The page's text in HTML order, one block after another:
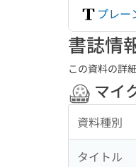
プレー
書誌情
この資料の詳
マイ
資料種別
タイトル